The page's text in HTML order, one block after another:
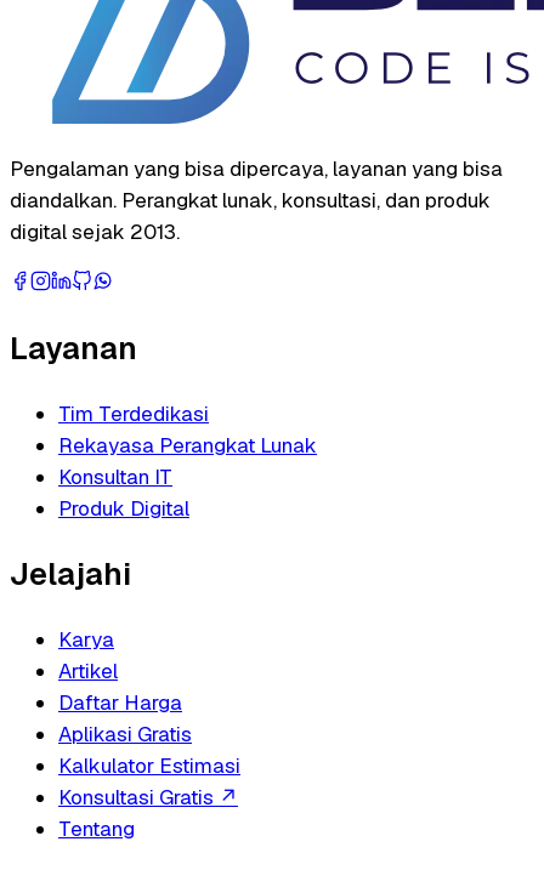
Pengalaman yang bisa dipercaya, layanan yang bisa
diandalkan. Perangkat lunak, konsultasi, dan produk
digital sejak 2013.
Layanan
Tim Terdedikasi
Rekayasa Perangkat Lunak
Konsultan IT
Produk Digital
Jelajahi
Karya
Artikel
Daftar Harga
Aplikasi Gratis
Kalkulator Estimasi
Konsultasi Gratis ↗
Tentang